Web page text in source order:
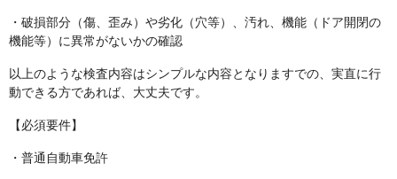
・破損部分（傷、歪み）や劣化（穴等）、汚れ、機能（ドア開閉の
機能等）に異常がないかの確認
以上のような検査内容はシンプルな内容となりますでの、実直に行
動できる方であれば、大丈夫です。
【必須要件】
・普通自動車免許